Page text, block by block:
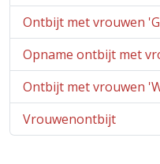
Ontbijt met vrouwen
Opname ontbijt met
Ontbijt met vrouwen
Vrouwenontbijt